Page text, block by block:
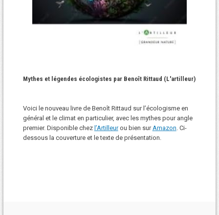
Mythes et légendes écologistes par Benoît Rittaud (L'artilleur)
Voici le nouveau livre de Benoît Rittaud sur l’écologisme en
général et le climat en particulier, avec les mythes pour angle
premier. Disponible chez l’Artilleurou bien surAmazon. Ci-
dessous la couverture et le texte de présentation.